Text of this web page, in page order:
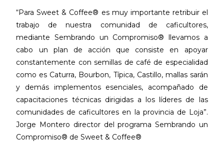
“Para Sweet & Coffee® es muy importante retribuir el
trabajo de nuestra comunidad de caficultores,
mediante Sembrando un Compromiso® llevamos a
cabo un plan de acción que consiste en apoyar
constantemente con semillas de café de especialidad
como es Caturra, Bourbon, Típica, Castillo, mallas sarán
y demás implementos esenciales, acompañado de
capacitaciones técnicas dirigidas a los líderes de las
comunidades de caficultores en la provincia de Loja”.
Jorge Montero director del programa Sembrando un
Compromiso® de Sweet & Coffee®